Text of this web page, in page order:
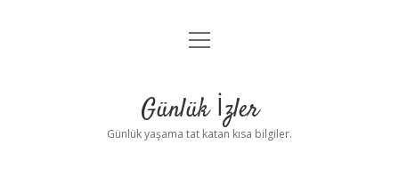
Anasayfa
Yasal Uyarı
menüyü
Günlük İzler
Günlük yaşama tat katan kısa bilgiler.